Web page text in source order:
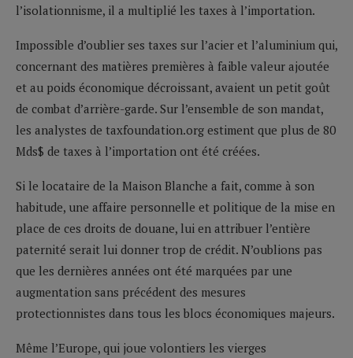
l’isolationnisme, il a multiplié les taxes à l’importation.
Impossible d’oublier ses taxes sur l’acier et l’aluminium qui,
concernant des matières premières à faible valeur ajoutée
et au poids économique décroissant, avaient un petit goût
de combat d’arrière-garde. Sur l’ensemble de son mandat,
les analystes de taxfoundation.org estiment que plus de 80
Mds$ de taxes à l’importation ont été créées.
Si le locataire de la Maison Blanche a fait, comme à son
habitude, une affaire personnelle et politique de la mise en
place de ces droits de douane, lui en attribuer l’entière
paternité serait lui donner trop de crédit. N’oublions pas
que les dernières années ont été marquées par une
augmentation sans précédent des mesures
protectionnistes dans tous les blocs économiques majeurs.
Même l’Europe, qui joue volontiers les vierges